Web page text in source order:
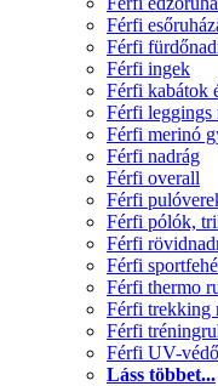
Férfi
Férfi
Férfi ingek
Férfi kabátok
Férfi leggings
Férfi merinó
Férfi nadrág
Férfi overall
Férfi
Férfi pólók,
Férfi
Férfi
Férfi thermo
Férfi trekking
Férfi
Férfi UV-
Láss többet...